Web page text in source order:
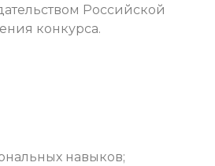
Российской
конкурса.
навыков;